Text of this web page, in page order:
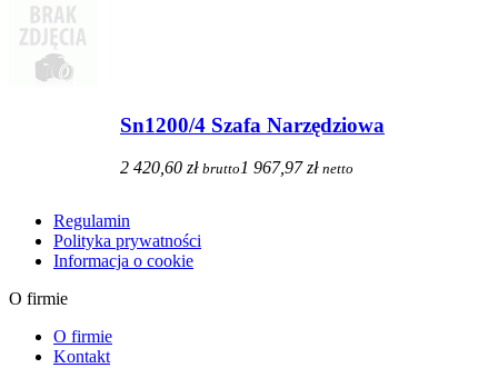
Sn1200/4 Szafa Narzędziowa
2 420,60 zł brutto 1 967,97 zł netto
Regulamin
Polityka prywatności
Informacja o cookie
O firmie
O firmie
Kontakt